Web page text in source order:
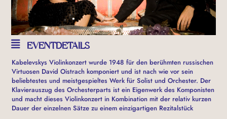
EVENTDETAILS
Kabelevskys Violinkonzert wurde 1948 für den berühmten russischen
Virtuosen David Oistrach komponiert und ist nach wie vor sein
beliebtestes und meistgespieltes Werk für Solist und Orchester. Der
Klavierauszug des Orchesterparts ist ein Eigenwerk des Komponisten
und macht dieses Violinkonzert in Kombination mit der relativ kurzen
Dauer der einzelnen Sätze zu einem einzigartigen Rezitalstück